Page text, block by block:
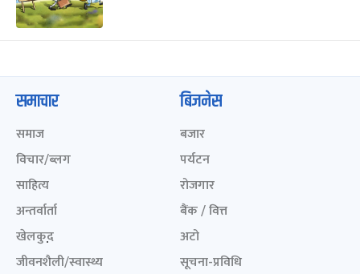
समाचार
समाज
विचार/ब्लग
साहित्य
अन्तर्वार्ता
खेलकुद़़
जीवनशैली/स्वास्थ्य
बिजनेस
बजार
पर्यटन
रोजगार
बैंक / वित्त
अटो
सूचना-प्रविधि